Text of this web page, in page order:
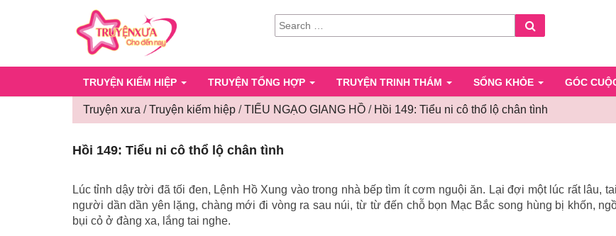
SEARCH
FOR:
TRUYỆN KIẾM HIỆP TRUYỆN TỔNG HỢP TRUYỆN TRINH THÁM SỐNG KHỎE GÓC
Truyện xưa /Truyện kiếm hiệp /TIẾU NGẠO GIANG HỒ / Hồi 149: Tiểu ni cô thổ lộ chân tình
ni
cô
Hồi 149: Tiểu ni cô thổ lộ chân tình
Lúc tỉnh dậy trời đã tối đen, Lệnh Hồ Xung vào trong nhà bếp tìm ít cơm nguội ăn. Lại đợi một lúc rất lâu,
người dần dần yên lặng, chàng mới đi vòng ra sau núi, từ từ đến chỗ bọn Mạc Bắc song hùng bị khốn,
bụi cỏ ở đàng xa, lắng tai nghe.